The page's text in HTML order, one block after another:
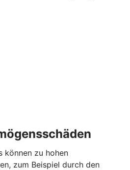
können zu hohen
zum Beispiel durch den